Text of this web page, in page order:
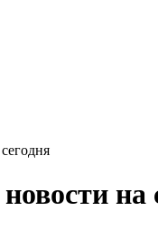
на